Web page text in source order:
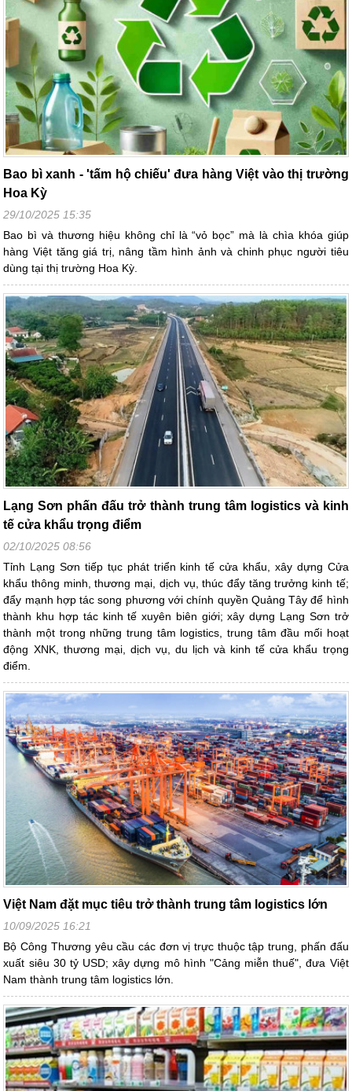
Bao bì xanh - 'tấm hộ chiếu' đưa hàng Việt vào thị trường
Hoa Kỳ
29/10/2025 15:35
Bao bì và thương hiệu không chỉ là “vỏ bọc” mà là chìa khóa giúp
hàng Việt tăng giá trị, nâng tầm hình ảnh và chinh phục người tiêu
dùng tại thị trường Hoa Kỳ.
Lạng Sơn phấn đấu trở thành trung tâm logistics và kinh
tế cửa khẩu trọng điểm
02/10/2025 08:56
Tỉnh Lạng Sơn tiếp tục phát triển kinh tế cửa khẩu, xây dựng Cửa
khẩu thông minh, thương mại, dịch vụ, thúc đẩy tăng trưởng kinh tế;
đẩy mạnh hợp tác song phương với chính quyền Quảng Tây để hình
thành khu hợp tác kinh tế xuyên biên giới; xây dựng Lạng Sơn trở
thành một trong những trung tâm logistics, trung tâm đầu mối hoạt
động XNK, thương mại, dịch vụ, du lịch và kinh tế cửa khẩu trọng
điểm.
Việt Nam đặt mục tiêu trở thành trung tâm logistics lớn
10/09/2025 16:21
Bộ Công Thương yêu cầu các đơn vị trực thuộc tập trung, phấn đấu
xuất siêu 30 tỷ USD; xây dựng mô hình "Cảng miễn thuế", đưa Việt
Nam thành trung tâm logistics lớn.